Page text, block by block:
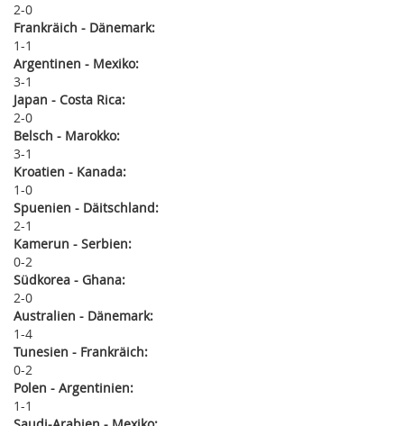
2 0
Frankräich - Dänemark:
1 1
Argentinen - Mexiko:
3 1
Japan - Costa Rica:
2 0
Belsch - Marokko:
3 1
Kroatien - Kanada:
1 0
Spuenien - Däitschland:
2 1
Kamerun - Serbien:
0 2
Südkorea - Ghana:
2 0
Australien - Dänemark:
1 4
Tunesien - Frankräich:
0 2
Polen - Argentinien:
1 1